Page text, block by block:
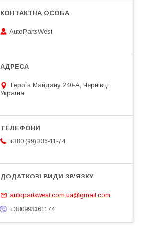
AutoPartsWest
Героїв Майдану 240-А, Чернівці,
Україна
+380 (99) 336-11-74
autopartswest.com.ua@gmail.com
+380993361174